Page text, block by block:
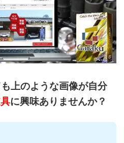
上のような画像が自分
に興味ありませんか？